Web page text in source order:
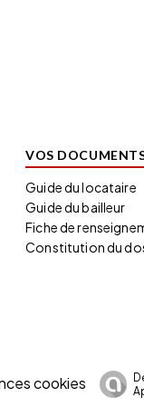
VOS
Guide du locataire
Guide du bailleur
Fiche de
Constitution du
cookies